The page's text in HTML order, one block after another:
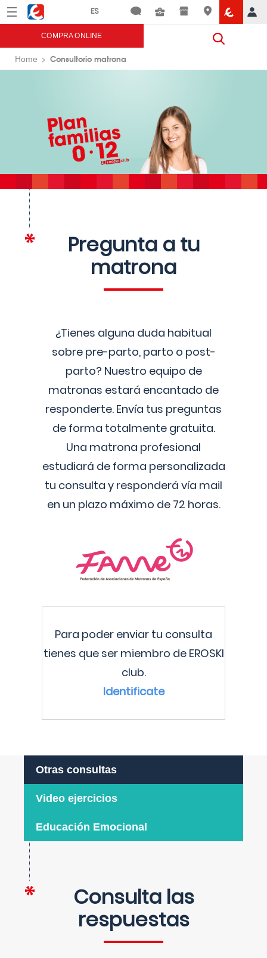
Menú Eroski
COMPRA ONLINE
Home Consultorio matrona
Pregunta a tu
matrona
¿Tienes alguna duda habitual
sobre pre-parto, parto o post-
parto? Nuestro equipo de
matronas estará encantado de
responderte. Envía tus preguntas
de forma totalmente gratuita.
Una matrona profesional
estudiará de forma personalizada
tu consulta y responderá vía mail
en un plazo máximo de 72 horas.
Para poder enviar tu consulta
tienes que ser miembro de EROSKI
club.
Identificate
Otras consultas
Video ejercicios
Educación Emocional
Consulta las
respuestas